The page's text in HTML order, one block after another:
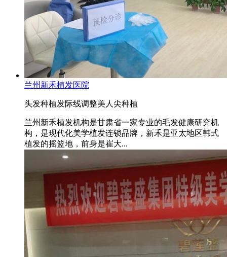
兰州新禾植发医院
头发种植发际线调整美人尖种植
兰州新禾植发机构是甘肃省一家专业的毛发健康研究机
构，是现代化美学植发连锁品牌，新禾是亚太地区韩式
植发的摇篮地，前身是崔大...